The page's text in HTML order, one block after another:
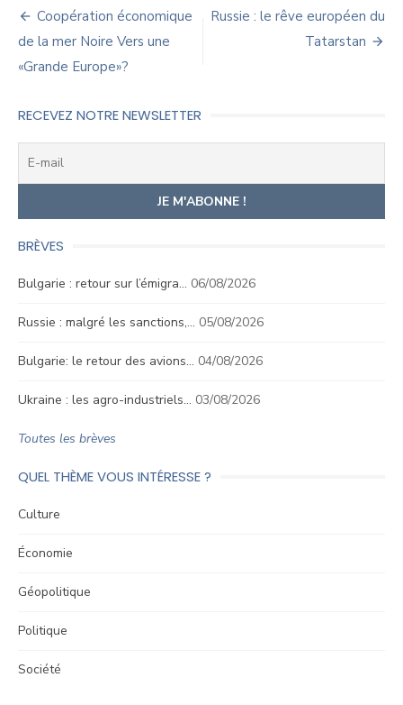
Navigation
de
l’article
Coopération économique
de la mer Noire Vers une
«Grande Europe»?
Russie : le rêve européen du
Tatarstan
RECEVEZ NOTRE NEWSLETTER
BRÈVES
Bulgarie : retour sur l’émigra… 06/08/2026
Russie : malgré les sanctions,… 05/08/2026
Bulgarie: le retour des avions… 04/08/2026
Ukraine : les agro-industriels… 03/08/2026
Toutes les brèves
QUEL THÈME VOUS INTÉRESSE ?
Culture
Économie
Géopolitique
Politique
Société